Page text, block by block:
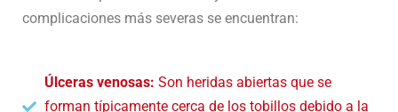
complicaciones más severas se encuentran:
Úlceras venosas: Son heridas abiertas que se
forman típicamente cerca de los tobillos debido a la